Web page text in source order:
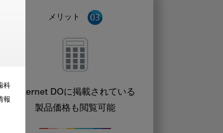
科
報
メリット
Internet DOに掲載されている
製品価格も閲覧可能